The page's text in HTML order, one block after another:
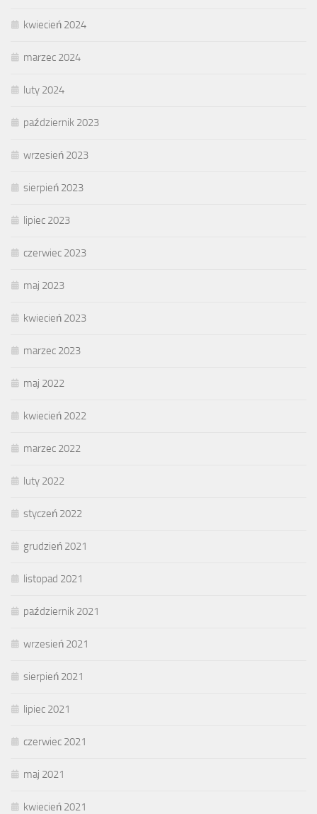
kwiecień 2024
marzec 2024
luty 2024
październik 2023
wrzesień 2023
sierpień 2023
lipiec 2023
czerwiec 2023
maj 2023
kwiecień 2023
marzec 2023
maj 2022
kwiecień 2022
marzec 2022
luty 2022
styczeń 2022
grudzień 2021
listopad 2021
październik 2021
wrzesień 2021
sierpień 2021
lipiec 2021
czerwiec 2021
maj 2021
kwiecień 2021